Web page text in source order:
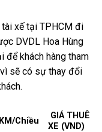
xế tại TPHCM đi
DVDL Hoa Hùng
để khách hàng tham
sẽ có sự thay đổi
KM/Chiều
GIÁ THUÊ
XE (VND)